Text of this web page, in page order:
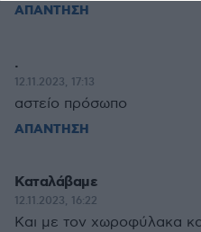
ΑΠΑΝΤΗΣΗ
.
12.11.2023, 17:13
αστείο πρόσωπο
ΑΠΑΝΤΗΣΗ
Καταλάβαμε
12.11.2023, 16:22
Και με τον χωροφύλακα